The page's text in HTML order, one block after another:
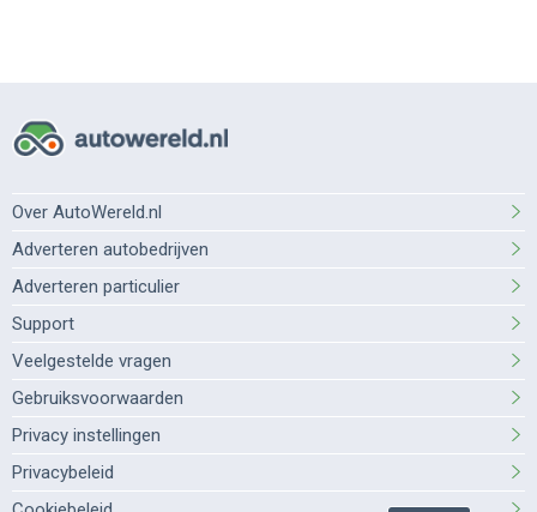
Over AutoWereld.nl
Adverteren autobedrijven
Adverteren particulier
Support
Veelgestelde vragen
Gebruiksvoorwaarden
Privacy instellingen
Privacybeleid